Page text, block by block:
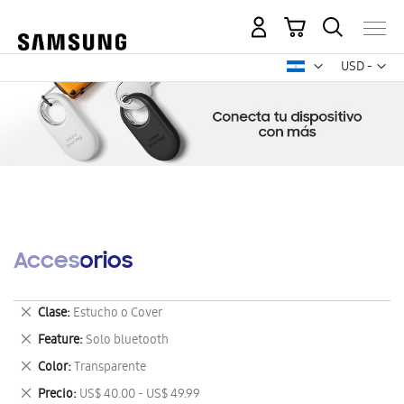
USD -
dólar
Mi carrito
Accesorios
Clase Estucho o Cover
Eliminar
este
artículo
Feature Solo bluetooth
Eliminar
este
artículo
Color Transparente
Eliminar
este
Precio US$ 40.00 - US$ 49.99
Eliminar